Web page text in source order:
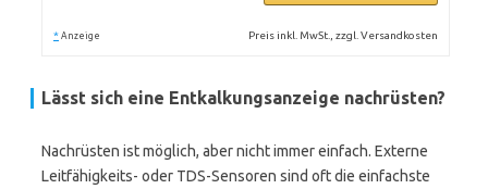
* Anzeige Preis inkl. MwSt., zzgl. Versandkosten
Lässt sich eine Entkalkungsanzeige nachrüsten?
Nachrüsten ist möglich, aber nicht immer einfach. Externe
Leitfähigkeits- oder TDS-Sensoren sind oft die einfachste